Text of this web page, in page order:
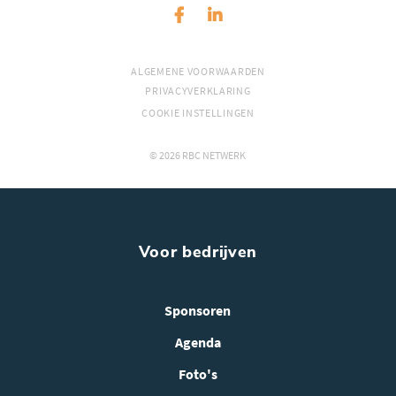
ALGEMENE VOORWAARDEN
PRIVACYVERKLARING
COOKIE INSTELLINGEN
© 2026 RBC NETWERK
Voor bedrijven
Sponsoren
Agenda
Foto's